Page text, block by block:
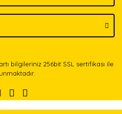
bilgileriniz 256bit SSL sertifikası ile